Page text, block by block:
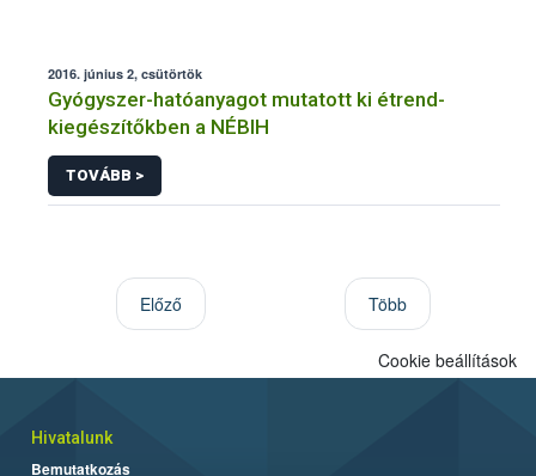
2016. június 2, csütörtök
Gyógyszer-hatóanyagot mutatott ki étrend-
kiegészítőkben a NÉBIH
TOVÁBB >
Előző Több
Cookie beállítások
Hivatalunk
Bemutatkozás